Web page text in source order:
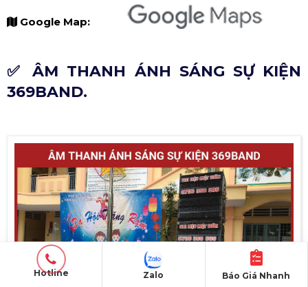
Google Map:
✅ ÂM THANH ÁNH SÁNG SỰ KIỆN
369BAND.
Hotline Báo Giá Nhanh
Zalo